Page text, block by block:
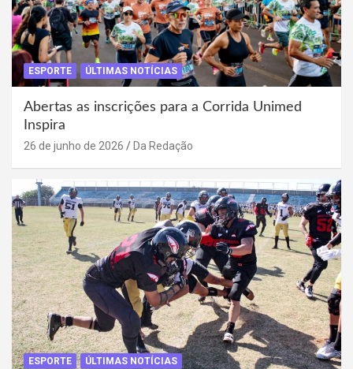
ESPORTE ÚLTIMAS NOTÍCIAS
Abertas as inscrições para a Corrida Unimed
Inspira
26 de junho de 2026 Da Redação
ESPORTE ÚLTIMAS NOTÍCIAS